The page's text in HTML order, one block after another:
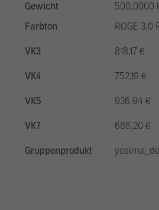
Gewicht
500,0000
Farbton
ROGE 3.0
VK3 818,17 €
VK4 752,19 €
VK5 936,94 €
VK7 686,20 €
Gruppenprodukt